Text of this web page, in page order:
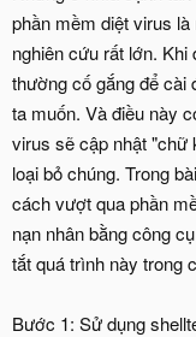
phần mềm diệt virus
nghiên cứu rất lớn.
thường cố gắng để cài
ta muốn. Và điều này
virus sẽ cập nhật "chữ
loại bỏ chúng. Trong
cách vượt qua phần
nạn nhân bằng công
tắt quá trình này trong
Bước 1: Sử dụng